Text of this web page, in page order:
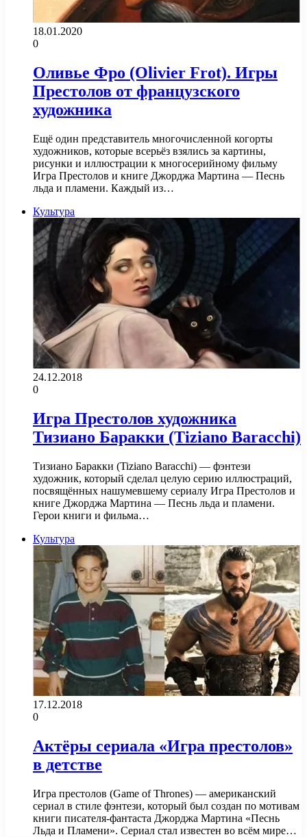
18.01.2020
0
Оливье Фро (Olivier Frot). Игры
Престолов от французского
художника
Ещё один представитель многочисленной когорты
художников, которые всерьёз взялись за картины,
рисунки и иллюстрации к многосерийному фильму
Игра Престолов и книге Джорджа Мартина — Песнь
льда и пламени. Каждый из…
Культура
24.12.2018
0
Игра Престолов художника
Тизиано Баракки (Tiziano Baracchi)
Тизиано Баракки (Tiziano Baracchi) — фэнтези
художник, который сделал целую серию иллюстраций,
посвящённых нашумевшему сериалу Игра Престолов и
книге Джорджа Мартина — Песнь льда и пламени.
Герои книги и фильма…
Культура
17.12.2018
0
Актёры сериала «Игра престолов»
в детстве
Игра престолов (Game of Thrones) — американский
сериал в стиле фэнтези, который был создан по мотивам
книги писателя-фантаста Джорджа Мартина «Песнь
Льда и Пламени». Сериал стал известен во всём мире…